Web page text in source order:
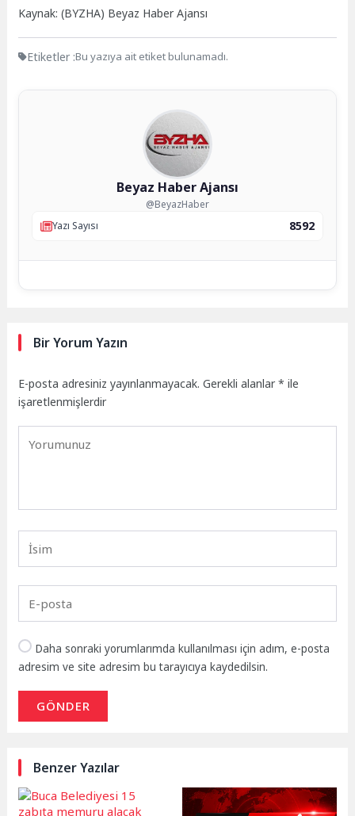
Kaynak: (BYZHA) Beyaz Haber Ajansı
Etiketler :Bu yazıya ait etiket bulunamadı.
Beyaz Haber Ajansı
@BeyazHaber
Yazı Sayısı
8592
Bir Yorum Yazın
E-posta adresiniz yayınlanmayacak. Gerekli alanlar* ile
işaretlenmişlerdir
Daha sonraki yorumlarımda kullanılması için adım, e-posta
adresim ve site adresim bu tarayıcıya kaydedilsin.
GÖNDER
Benzer Yazılar